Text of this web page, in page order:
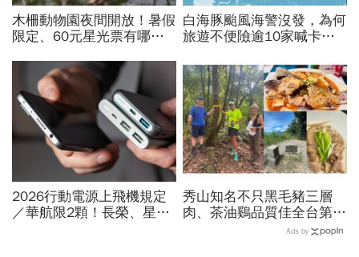
木柵動物園夜間開放！暑假
限定、60元星光票有哪些
間、門票、最佳遊園路線總
整理
白海豚颱風海警沒發，為何
旅遊不便險逾10家喊卡不
東京…暫停受理產險一次看
2026行動電源上飛機規定
／華航限2顆！長榮、星
秀山知名不只黑毛豬三層
肉、茶油鷄品質佳全台第
一！謝金河站在拔刀爾山
Ads by